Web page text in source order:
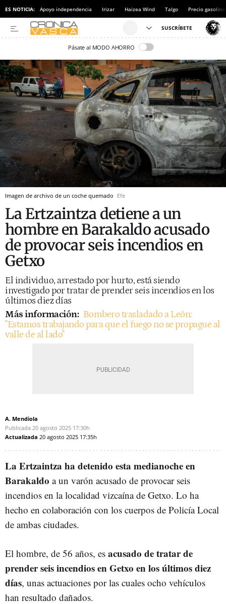
ES NOTICIA: Apoyo independencia Irizar Haizea Wind Talgo Precio gasolina
Pásate al MODO AHORRO
Imagen de archivo de un coche quemado Efe
La Ertzaintza detiene a un
hombre en Barakaldo acusado
de provocar seis incendios en
Getxo
El individuo, arrestado por hurto, está siendo
investigado por tratar de prender seis incendios en los
últimos diez días
Más información: Bombero trasladado a León:
"Estamos trabajando para que el fuego no se propague al
valle de al lado"
A. Mendiola
Publicada 20 agosto 2025 17:30h
Actualizada 20 agosto 2025 17:35h
La Ertzaintza ha detenido esta medianoche en
Barakaldo a un varón acusado de provocar seis
incendios en la localidad vizcaína de Getxo. Lo ha
hecho en colaboración con los cuerpos de Policía Local
de ambas ciudades.
El hombre, de 56 años, es acusado de tratar de
prender seis incendios en Getxo en los últimos diez
días, unas actuaciones por las cuales ocho vehículos
han resultado dañados.